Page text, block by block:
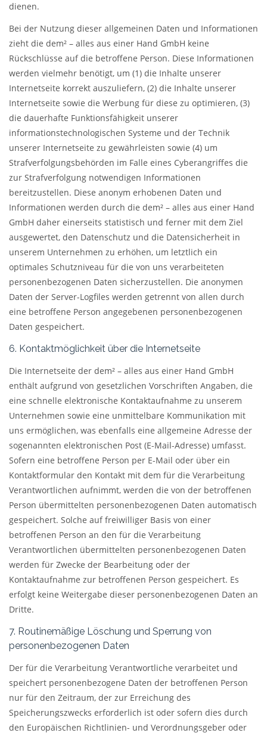
dienen.
Bei der Nutzung dieser allgemeinen Daten und Informationen
zieht die dem² – alles aus einer Hand GmbH keine
Rückschlüsse auf die betroffene Person. Diese Informationen
werden vielmehr benötigt, um (1) die Inhalte unserer
Internetseite korrekt auszuliefern, (2) die Inhalte unserer
Internetseite sowie die Werbung für diese zu optimieren, (3)
die dauerhafte Funktionsfähigkeit unserer
informationstechnologischen Systeme und der Technik
unserer Internetseite zu gewährleisten sowie (4) um
Strafverfolgungsbehörden im Falle eines Cyberangriffes die
zur Strafverfolgung notwendigen Informationen
bereitzustellen. Diese anonym erhobenen Daten und
Informationen werden durch die dem² – alles aus einer Hand
GmbH daher einerseits statistisch und ferner mit dem Ziel
ausgewertet, den Datenschutz und die Datensicherheit in
unserem Unternehmen zu erhöhen, um letztlich ein
optimales Schutzniveau für die von uns verarbeiteten
personenbezogenen Daten sicherzustellen. Die anonymen
Daten der Server-Logfiles werden getrennt von allen durch
eine betroffene Person angegebenen personenbezogenen
Daten gespeichert.
6. Kontaktmöglichkeit über die Internetseite
Die Internetseite der dem² – alles aus einer Hand GmbH
enthält aufgrund von gesetzlichen Vorschriften Angaben, die
eine schnelle elektronische Kontaktaufnahme zu unserem
Unternehmen sowie eine unmittelbare Kommunikation mit
uns ermöglichen, was ebenfalls eine allgemeine Adresse der
sogenannten elektronischen Post (E-Mail-Adresse) umfasst.
Sofern eine betroffene Person per E-Mail oder über ein
Kontaktformular den Kontakt mit dem für die Verarbeitung
Verantwortlichen aufnimmt, werden die von der betroffenen
Person übermittelten personenbezogenen Daten automatisch
gespeichert. Solche auf freiwilliger Basis von einer
betroffenen Person an den für die Verarbeitung
Verantwortlichen übermittelten personenbezogenen Daten
werden für Zwecke der Bearbeitung oder der
Kontaktaufnahme zur betroffenen Person gespeichert. Es
erfolgt keine Weitergabe dieser personenbezogenen Daten an
Dritte.
7. Routinemäßige Löschung und Sperrung von
personenbezogenen Daten
Der für die Verarbeitung Verantwortliche verarbeitet und
speichert personenbezogene Daten der betroffenen Person
nur für den Zeitraum, der zur Erreichung des
Speicherungszwecks erforderlich ist oder sofern dies durch
den Europäischen Richtlinien- und Verordnungsgeber oder